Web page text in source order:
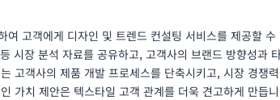
여 고객에게 디자인 및 트렌드 컨설팅 서비스를 제공할
시장 분석 자료를 공유하고, 고객사의 브랜드 방향성과
고객사의 제품 개발 프로세스를 단축시키고, 시장 경쟁
가치 제안은 텍스타일 고객 관계를 더욱 견고하게 만듭